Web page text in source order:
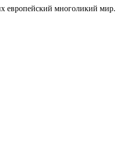
европейский многоликий мир.